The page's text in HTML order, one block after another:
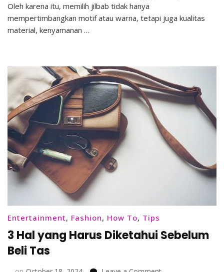
Desain
Ikonik
Oleh karena itu, memilih jilbab tidak hanya
mempertimbangkan motif atau warna, tetapi juga kualitas
material, kenyamanan …
Entertainment, Fashion, How To, Tips
3 Hal yang Harus Diketahui Sebelum
Beli Tas